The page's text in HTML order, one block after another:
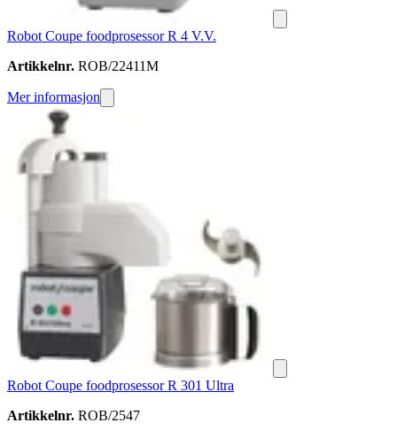
Robot Coupe foodprosessor R 4 V.V.
Artikkelnr. ROB/22411M
Mer informasjon
Robot Coupe foodprosessor R 301 Ultra
Artikkelnr. ROB/2547